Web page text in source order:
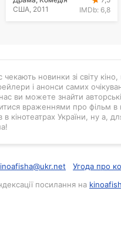
США, 2011
IMDb: 6,8
новинки зі світу
і анонси самих
ви можете знайти
враженнями про фільм в
кінотеатрах України, ну а,
Угода про
посилання на